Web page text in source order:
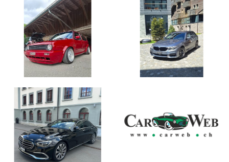
Kia Sorento 1.6 T-GDi Plug-
in H..
2022, 75'000 km
CHF 34'900
VW T4 2.5 TDI
2001, 340'000 km
CHF 9'000
VW Golf G60 RS Wolfsburg
Editio..
1990, 187'000 km
CHF 23'900
Touring 530d ..
2019, 104'500 km
CHF 29'900